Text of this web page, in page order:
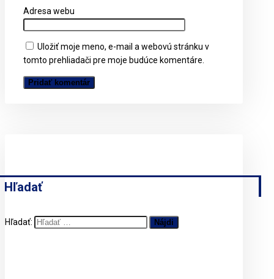
Adresa webu
Uložiť moje meno, e-mail a webovú stránku v
tomto prehliadači pre moje budúce komentáre.
Hľadať
Hľadať: